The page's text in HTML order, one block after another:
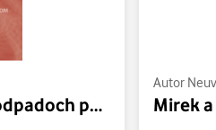
Odpady (Zákon o odpadoch po novele, s komentárom 2020)
Autor
Mirek